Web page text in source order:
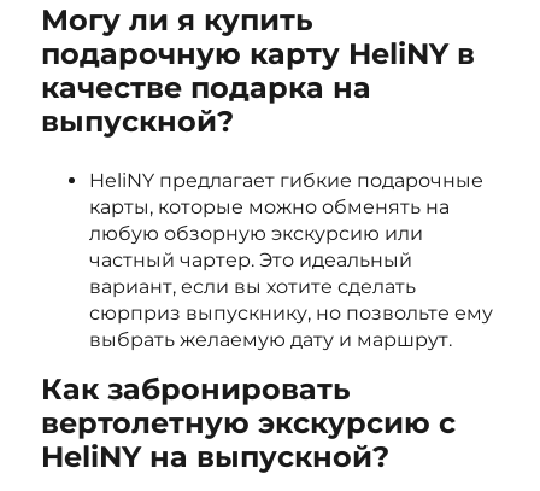
Могу ли я купить
подарочную карту HeliNY в
качестве подарка на
выпускной?
HeliNY предлагает гибкие подарочные
карты, которые можно обменять на
любую обзорную экскурсию или
частный чартер. Это идеальный
вариант, если вы хотите сделать
сюрприз выпускнику, но позвольте ему
выбрать желаемую дату и маршрут.
Как забронировать
вертолетную экскурсию с
HeliNY на выпускной?